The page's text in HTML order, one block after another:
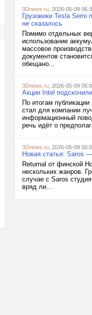
3Dnews.ru , 2026-05-09
Грузовики Tesla
не сказалось
Помимо отдельных
использование
массовое
документов
обещано...
3Dnews.ru , 2026-05-09
Акции Intel
По итогам
стал для компании
информационный
речь идёт о
3Dnews.ru , 2026-05-09
Новая статья: Saros
Returnal от финской
нескольких жанров.
случае с Saros
вряд ли...